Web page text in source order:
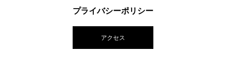
プライバシーポリシー
アクセス